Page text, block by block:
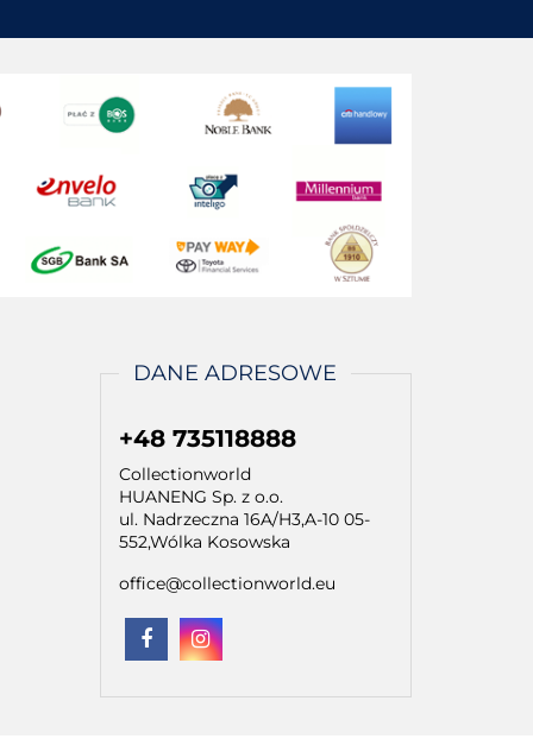
DANE ADRESOWE
+48 735118888
Collectionworld
HUANENG Sp. z o.o.
ul. Nadrzeczna 16A/H3,A-10 05-
552,Wólka Kosowska
office@collectionworld.eu